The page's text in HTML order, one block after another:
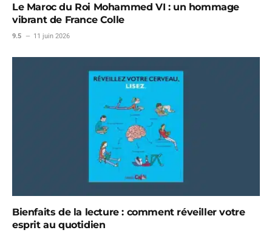
Le Maroc du Roi Mohammed VI : un hommage
vibrant de France Colle
9.5 11 juin 2026
Bienfaits de la lecture : comment réveiller votre
esprit au quotidien